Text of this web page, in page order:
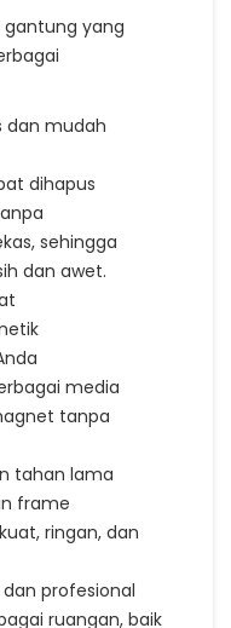
yang
dan mudah
dihapus
sehingga
dan awet.
media
tanpa
tahan lama
frame
ringan, dan
profesional
ruangan, baik